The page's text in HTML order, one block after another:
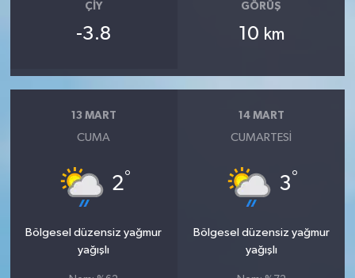
ÇIY
-3.8
GÖRÜŞ
10 km
13 MART
CUMA
2°
Bölgesel düzensiz yağmur
yağışlı
14 MART
CUMARTESI
3°
Bölgesel düzensiz yağmur
yağışlı